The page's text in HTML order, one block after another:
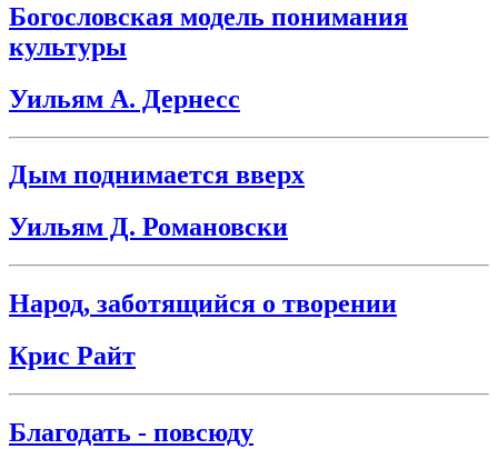
Богословская модель понимания
культуры
Уильям А. Дернесс
Дым поднимается вверх
Уильям Д. Романовски
Народ, заботящийся о творении
Крис Райт
Благодать - повсюду